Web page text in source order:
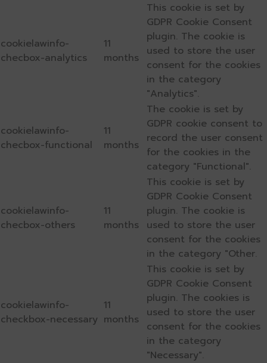
cookielawinfo-
checbox-analytics
11
months
This cookie is set by
GDPR Cookie Consent
plugin. The cookie is
used to store the user
consent for the cookies
in the category
"Analytics".
cookielawinfo-
checbox-functional
11
months
The cookie is set by
GDPR cookie consent to
record the user consent
for the cookies in the
category "Functional".
cookielawinfo-
checbox-others
11
months
This cookie is set by
GDPR Cookie Consent
plugin. The cookie is
used to store the user
consent for the cookies
in the category "Other.
cookielawinfo-
checkbox-necessary
11
months
This cookie is set by
GDPR Cookie Consent
plugin. The cookies is
used to store the user
consent for the cookies
in the category
"Necessary".